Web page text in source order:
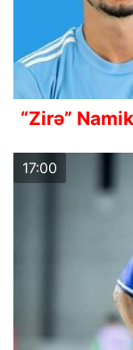
“Zirə”
17:00